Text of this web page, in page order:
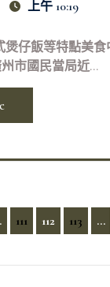
上午 10:19
煲仔飯等特點美食
市國民當局近...
Page
111 Page
112 Page
113 ...